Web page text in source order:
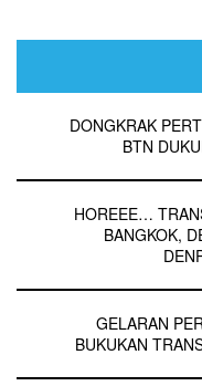
DONGKRAK
BTN
HOREEE…
BANGKOK,
GELARAN
BUKUKAN